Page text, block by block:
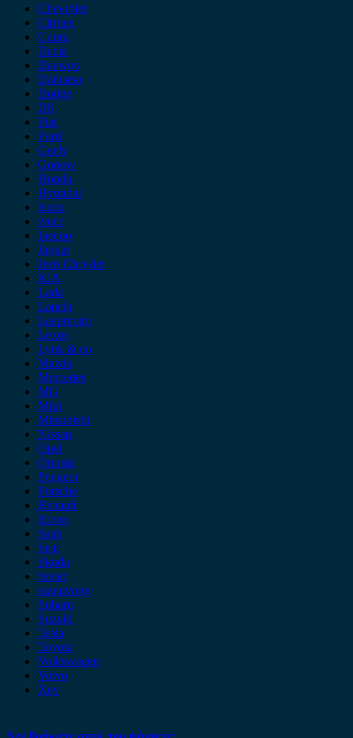
Chevrolet
Citroen
Cupra
Dacia
Daewoo
Daihatsu
Dodge
DS
Fiat
Ford
Geely
Gonow
Honda
Hyundai
Isuzu
iveco
Jaecoo
Jaguar
Jeep Chrysler
KIA
Lada
Lancia
Leapmotor
Lexus
Lynk & co
Mazda
Mercedes
MG
Mini
Mitsubishi
Nissan
Opel
Omoda
Peugeot
Porsche
Renault
Rover
Saab
Seat
Skoda
Smart
ssangyong
Subaru
Suzuki
Tesla
Toyota
Volkswagen
Volvo
Xev